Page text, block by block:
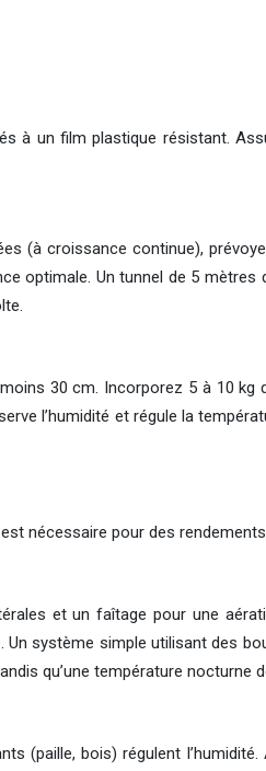
à un film plastique résistant.
(à croissance continue),
optimale. Un tunnel de 5
30 cm. Incorporez 5 à 10
l’humidité et régule la
nécessaire pour des
et un faîtage pour une
système simple utilisant des
qu’une température nocturne
(paille, bois) régulent